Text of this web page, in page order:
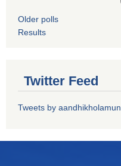
Older polls
Results
Twitter Feed
Tweets by aandhikholamun